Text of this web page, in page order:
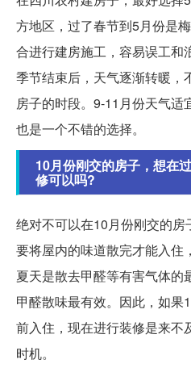
方地区，过了春节到5月份是
合进行建房施工，容易误工和
季节结束后，天气逐渐转暖，
房子的时段。9-11月份天气适
也是一个不错的选择。
10月份刚交的房子，想在
修可以吗?
绝对不可以在10月份刚交的
要将屋内的味道散完才能入住
夏天是散去甲醛等有害气体的
甲醛散味最有效。因此，如
前入住，现在进行装修是来不
时机。